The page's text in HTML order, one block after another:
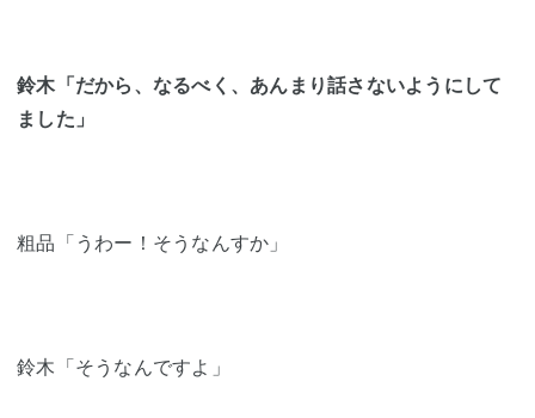
鈴木「だから、なるべく、あんまり話さないようにして
ました」
粗品「うわー！そうなんすか」
鈴木「そうなんですよ」